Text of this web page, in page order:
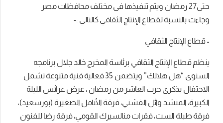
حتى27رمضان ويتم تنفيذهافىمختلفمحافظاتمصر
وجاءت بالنسبة لقطاع الإنتاج الثقافي كالتالي :-
•قطاع الإنتاج الثقافي
ينظم قطاع الإنتاج الثقافي برئاسة المخرج خالد جلال برنامجه
السنوى “هل هلالك” ويتضمن فعاليةفنيةمتنوعةتشمل
الاحتفال بذكرى حرب العاشر من رمضان ،عرض عرائس الليلة
الكبيرة،المنشد وائل الفشني،فرقة الأنامل الصغيرة (بورسعيد)،
فرقة طبلة الست،فقراتمنالسيرك القومي،فرقة رضاللفنون